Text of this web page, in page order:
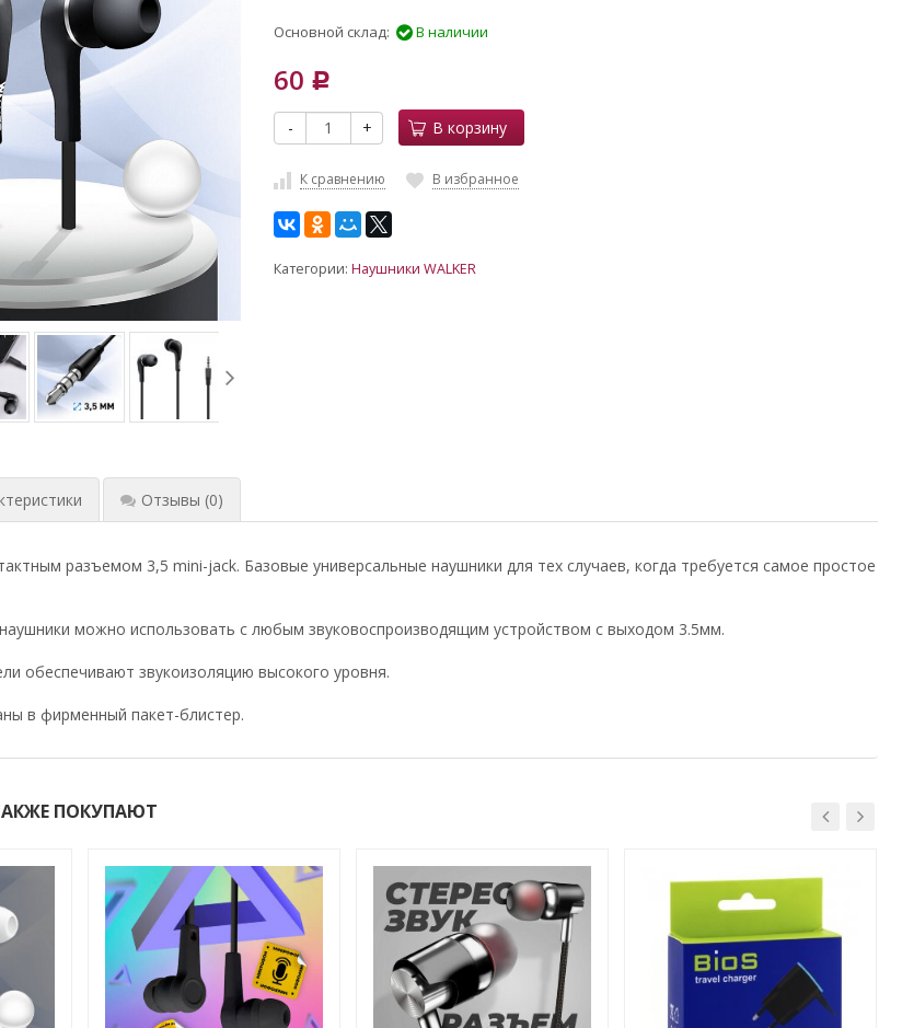
Основной склад: В наличии
60 Р
- + В корзину
К сравнению В избранное
Категории:Наушники WALKER
Отзывы (0)
разъемом 3,5 mini-jack. Базовые универсальные наушники для тех случаев, когда требуется самое простое
можно использовать с любым звуковоспроизводящим устройством с выходом 3.5мм.
обеспечивают звукоизоляцию высокого уровня.
в фирменный пакет-блистер.
ПОКУПАЮТ